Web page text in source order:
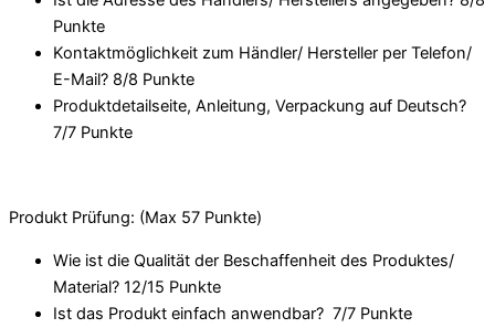
Punkte
Kontaktmöglichkeit zum Händler/ Hersteller per Telefon/
E-Mail? 8/8 Punkte
Produktdetailseite, Anleitung, Verpackung auf Deutsch?
7/7 Punkte
Produkt Prüfung: (Max 57 Punkte)
Wie ist die Qualität der Beschaffenheit des Produktes/
Material? 12/15 Punkte
Ist das Produkt einfach anwendbar? 7/7 Punkte